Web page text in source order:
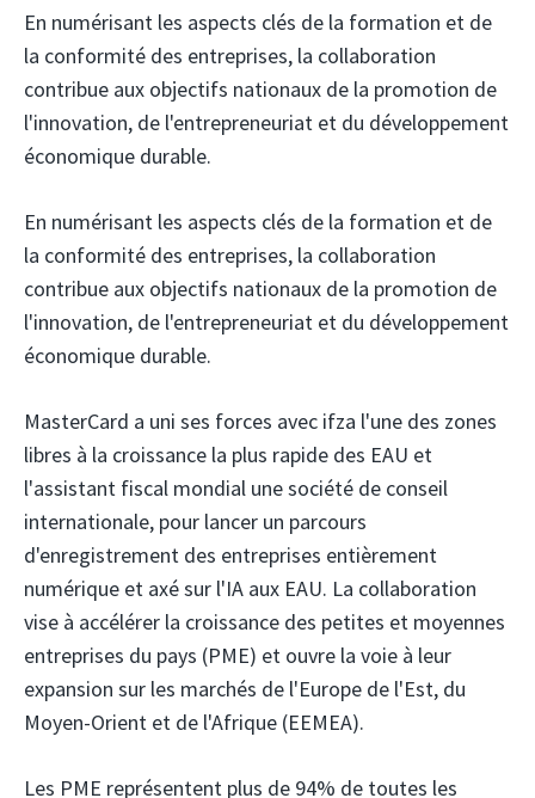
En numérisant les aspects clés de la formation et de
la conformité des entreprises, la collaboration
contribue aux objectifs nationaux de la promotion de
l'innovation, de l'entrepreneuriat et du développement
économique durable.
En numérisant les aspects clés de la formation et de
la conformité des entreprises, la collaboration
contribue aux objectifs nationaux de la promotion de
l'innovation, de l'entrepreneuriat et du développement
économique durable.
MasterCard a uni ses forces avec ifza l'une des zones
libres à la croissance la plus rapide des EAU et
l'assistant fiscal mondial une société de conseil
internationale, pour lancer un parcours
d'enregistrement des entreprises entièrement
numérique et axé sur l'IA aux EAU. La collaboration
vise à accélérer la croissance des petites et moyennes
entreprises du pays (PME) et ouvre la voie à leur
expansion sur les marchés de l'Europe de l'Est, du
Moyen-Orient et de l'Afrique (EEMEA).
Les PME représentent plus de 94% de toutes les